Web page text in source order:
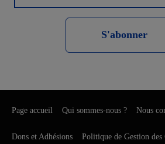
S'abonner
Page accueil Qui sommes-nous ? Nous
Dons et Adhésions Politique de Gestion des